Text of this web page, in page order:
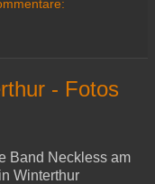
- Fotos
Band Neckless am
Winterthur